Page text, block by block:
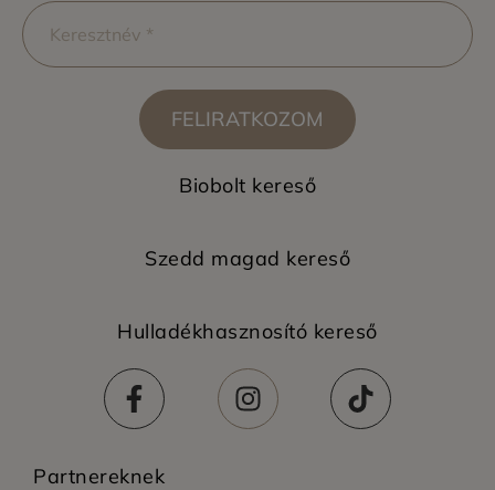
FELIRATKOZOM
Biobolt kereső
Szedd magad kereső
Hulladékhasznosító kereső
Partnereknek